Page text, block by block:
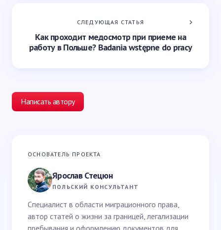
СЛЕДУЮЩАЯ СТАТЬЯ
Как проходит медосмотр при приеме на
работу в Польше? Badania wstępne do pracy
Написать автору
Ваш адрес email не будет опубликован.
Ваше имя *
Email *
ОСНОВАТЕЛЬ ПРОЕКТА
Ярослав Стецюн
ПОЛЬСКИЙ КОНСУЛЬТАНТ
Специалист в области миграционного права,
автор статей о жизни за границей, легализации
пребывания и оформлению документов для